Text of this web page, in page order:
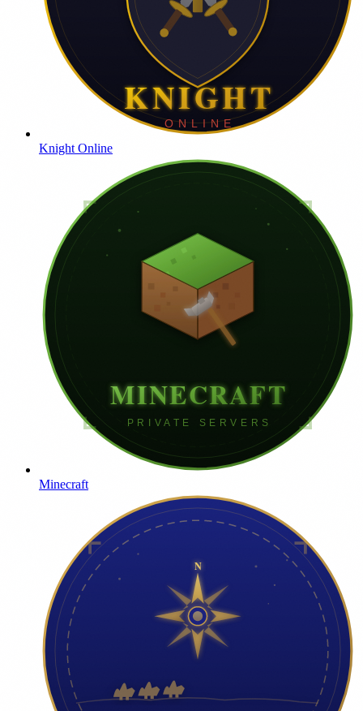
Knight Online
Minecraft